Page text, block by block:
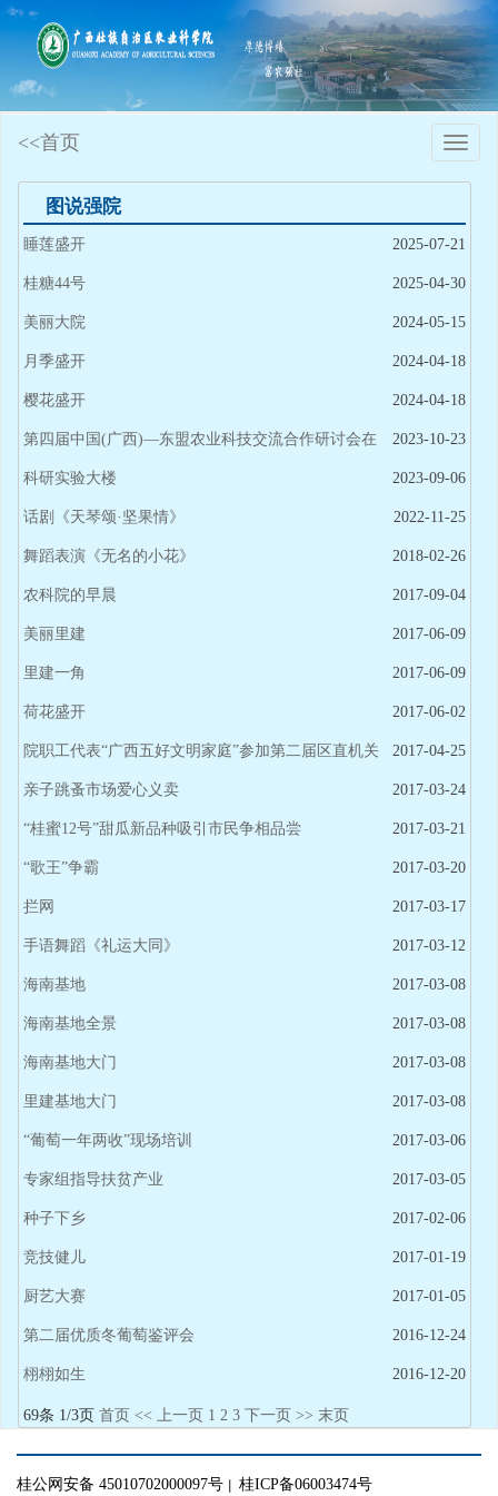
Toggle
<<首页
图说强院
2025-07-21
睡莲盛开
2025-04-30
桂糖44号
2024-05-15
美丽大院
2024-04-18
月季盛开
2024-04-18
樱花盛开
2023-10-23
第四届中国(广西)—东盟农业科技交流合作研讨会在
桂林举办 2023-09-06
科研实验大楼
2022-11-25
话剧《天琴颂·坚果情》
2018-02-26
舞蹈表演《无名的小花》
2017-09-04
农科院的早晨
2017-06-09
美丽里建
2017-06-09
里建一角
2017-06-02
荷花盛开
2017-04-25
院职工代表“广西五好文明家庭”参加第二届区直机关
“书香机关 阅读圆梦”朗读会 2017-03-24
亲子跳蚤市场爱心义卖
2017-03-21
“桂蜜12号”甜瓜新品种吸引市民争相品尝
2017-03-20
“歌王”争霸
2017-03-17
拦网
2017-03-12
手语舞蹈《礼运大同》
2017-03-08
海南基地
2017-03-08
海南基地全景
2017-03-08
海南基地大门
2017-03-08
里建基地大门
2017-03-06
“葡萄一年两收”现场培训
2017-03-05
专家组指导扶贫产业
2017-02-06
种子下乡
2017-01-19
竞技健儿
2017-01-05
厨艺大赛
2016-12-24
第二届优质冬葡萄鉴评会
2016-12-20
栩栩如生
69条 1/3页首页 << 上一页 1 2 3 下一页 >> 末页
桂公网安备 45010702000097号 ｜ 桂ICP备06003474号